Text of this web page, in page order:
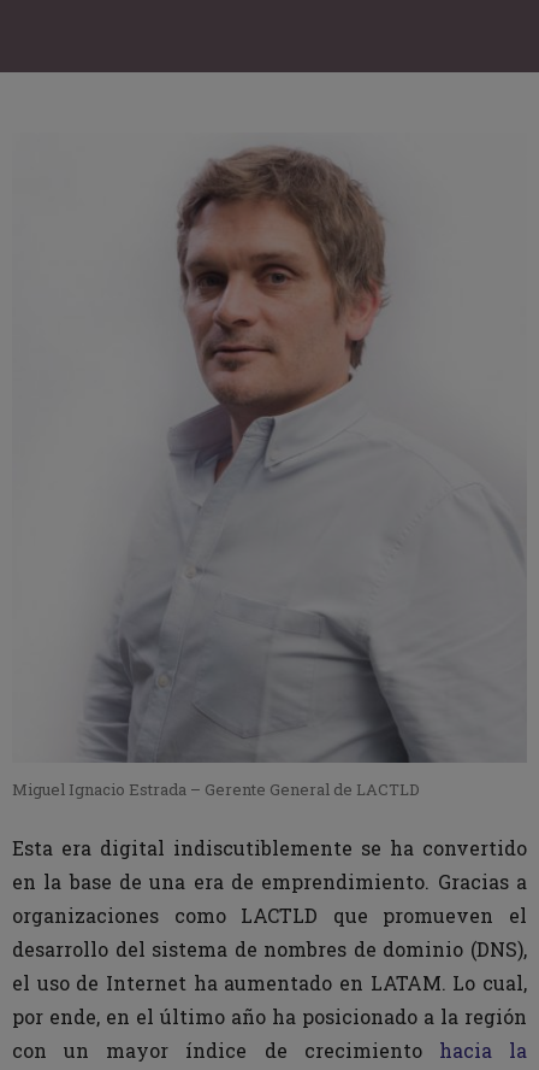
Miguel Ignacio Estrada – Gerente General de LACTLD
Esta era digital indiscutiblemente se ha convertido
en la base de una era de emprendimiento. Gracias a
organizaciones como LACTLD que promueven el
desarrollo del sistema de nombres de dominio (DNS),
el uso de Internet ha aumentado en LATAM. Lo cual,
por ende, en el último año ha posicionado a la región
con un mayor índice de crecimiento hacia la